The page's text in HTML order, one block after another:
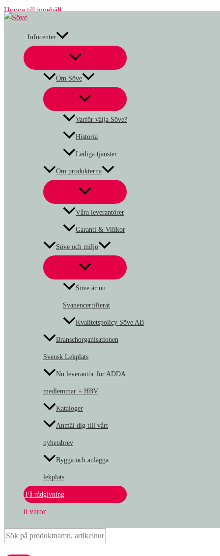
Hoppa till innehåll
Infocenter
Om Söve
Varför välja Söve?
Historia
Lediga tjänster
Om produkterna
Våra leverantörer
Garanti & Villkor
Söve och miljö
Söve är nu
Svanencertifierat
Kvalitetspolicy Söve AB
Branschorganisationen
Svensk Lekplats
Nu leverantör för ADDA
medlemmar + HBV
Kataloger
Anmäl dig till vårt
nyhetsbrev
Bygga och anlägga
lekplats
Få rådgivning
0 varor